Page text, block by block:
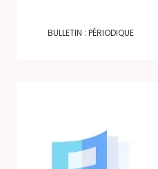
BULLETIN : PÉRIODIQUE